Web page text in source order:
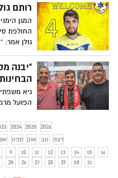
של קבע
רותם
המגן
החולפת
גולן אמר:
"יבנה
גיא
הפועל
החולף.
במרמורק,
במכבי
2024 2025
2026
אוג ספט אוק נוב
דצמ
9 10 11 12 13 14 15
16
25 26 27 28 29 30 31